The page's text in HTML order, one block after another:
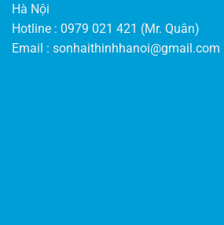
Hà Nội
Hotline : 0979 021 421 (Mr. Quân)
Email : sonhaithinhhanoi@gmail.com